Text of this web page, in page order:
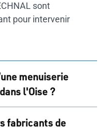
sont
pour intervenir
menuiserie
l'Oise ?
fabricants de